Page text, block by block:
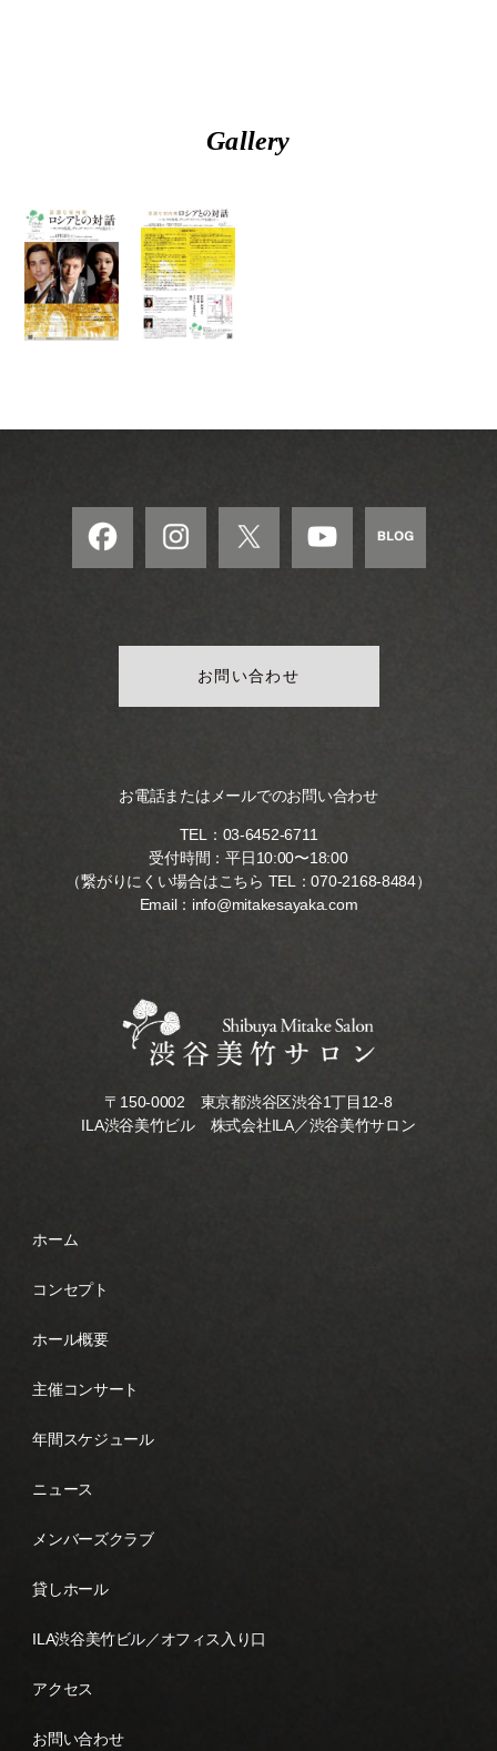
Gallery
お問い合わせ
お電話またはメールでのお問い合わせ
TEL： 03-6452-6711
受付時間：平日10:00〜18:00
（繋がりにくい場合はこちら TEL：070-2168-8484）
Email： info@mitakesayaka.com
〒150-0002 東京都渋谷区渋谷1丁目12-8
ILA渋谷美竹ビル 株式会社ILA／渋谷美竹サロン
ホーム
コンセプト
ホール概要
主催コンサート
年間スケジュール
ニュース
メンバーズクラブ
貸しホール
ILA渋谷美竹ビル／オフィス入り口
アクセス
お問い合わせ